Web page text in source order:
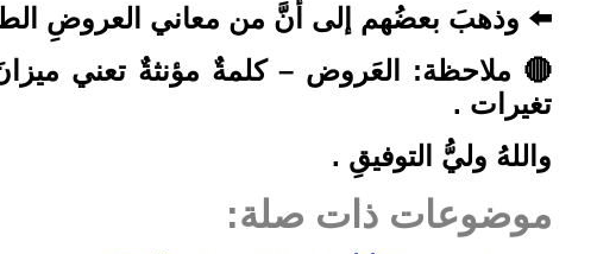
⬅️ وذهبَ بعضُهم إلى أنَّ من معاني العروضِ
🔴 ملاحظة: العَروض – كلمةٌ مؤنثةٌ تعني
تغيرات .
واللهُ وليُّ التوفيقِ .
موضوعات ذات صلة: